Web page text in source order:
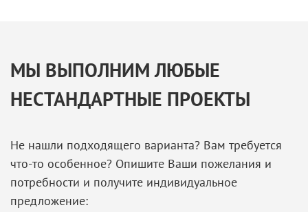
МЫ ВЫПОЛНИМ ЛЮБЫЕ
НЕСТАНДАРТНЫЕ ПРОЕКТЫ
Не нашли подходящего варианта? Вам требуется
что-то особенное? Опишите Ваши пожелания и
потребности и получите индивидуальное
предложение: